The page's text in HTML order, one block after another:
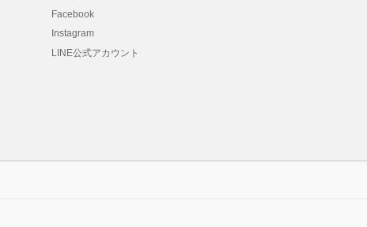
Facebook
Instagram
LINE公式アカウント